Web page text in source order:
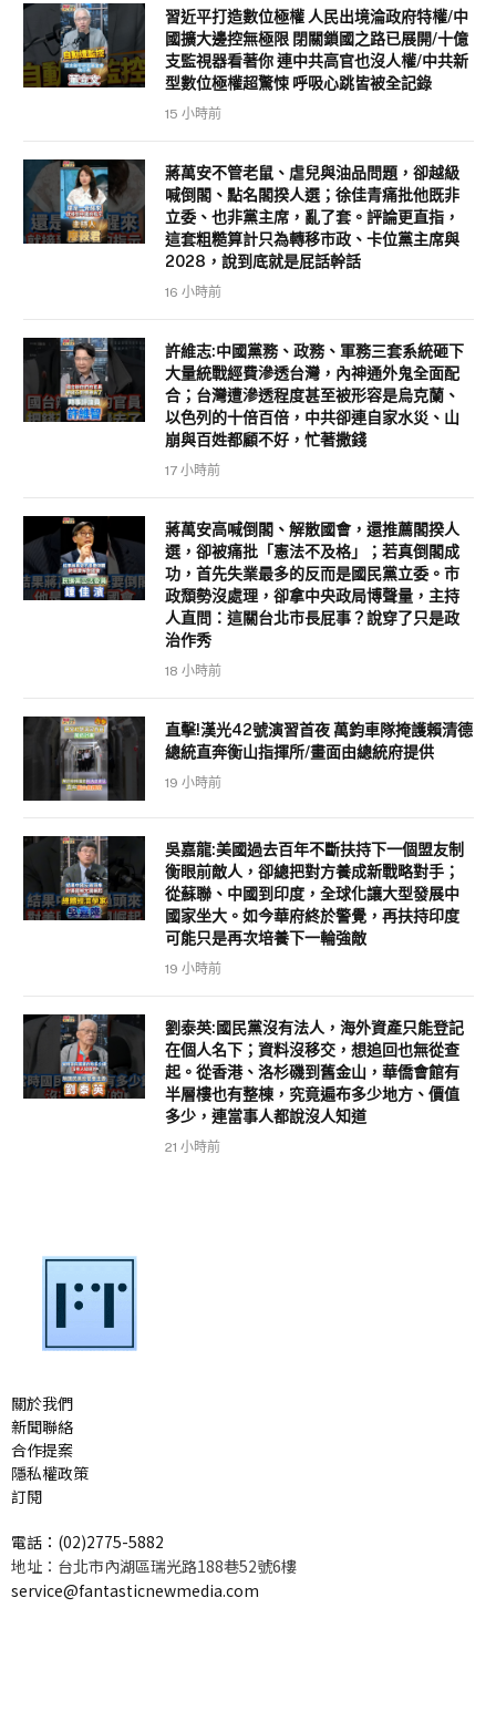
習近平打造數位極權 人民出境淪政府特權/中
國擴大邊控無極限 閉關鎖國之路已展開/十億
支監視器看著你 連中共高官也沒人權/中共新
型數位極權超驚悚 呼吸心跳皆被全記錄
15 小時前
蔣萬安不管老鼠、虐兒與油品問題，卻越級
喊倒閣、點名閣揆人選；徐佳青痛批他既非
立委、也非黨主席，亂了套。評論更直指，
這套粗糙算計只為轉移市政、卡位黨主席與
2028，說到底就是屁話幹話
16 小時前
許維志:中國黨務、政務、軍務三套系統砸下
大量統戰經費滲透台灣，內神通外鬼全面配
合；台灣遭滲透程度甚至被形容是烏克蘭、
以色列的十倍百倍，中共卻連自家水災、山
崩與百姓都顧不好，忙著撒錢
17 小時前
蔣萬安高喊倒閣、解散國會，還推薦閣揆人
選，卻被痛批「憲法不及格」；若真倒閣成
功，首先失業最多的反而是國民黨立委。市
政頹勢沒處理，卻拿中央政局博聲量，主持
人直問：這關台北市長屁事？說穿了只是政
治作秀
18 小時前
直擊!漢光42號演習首夜 萬鈞車隊掩護賴清德
總統直奔衡山指揮所/畫面由總統府提供
19 小時前
吳嘉龍:美國過去百年不斷扶持下一個盟友制
衡眼前敵人，卻總把對方養成新戰略對手；
從蘇聯、中國到印度，全球化讓大型發展中
國家坐大。如今華府終於警覺，再扶持印度
可能只是再次培養下一輪強敵
19 小時前
劉泰英:國民黨沒有法人，海外資產只能登記
在個人名下；資料沒移交，想追回也無從查
起。從香港、洛杉磯到舊金山，華僑會館有
半層樓也有整棟，究竟遍布多少地方、價值
多少，連當事人都說沒人知道
21 小時前
關於我們
新聞聯絡
合作提案
隱私權政策
訂閱
電話：(02)2775-5882
地址：台北市內湖區瑞光路188巷52號6樓
service@fantasticnewmedia.com